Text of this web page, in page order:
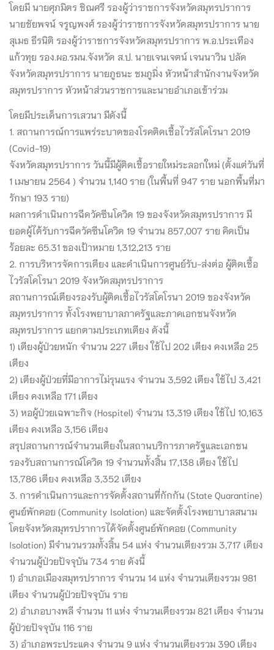
โดยมี นายศุภมิตร ชิณศรี รองผู้ว่าราชการจังหวัดสมุทรปราการ
นายชัยพจน์ จรูญพงศ์ รองผู้ว่าราชการจังหวัดสมุทรปราการ นาย
สุเมธ ธีรนิติ รองผู้ว่าราชการจังหวัดสมุทรปราการ พ.อ.ประเทือง
แก้วทุย รอง.ผอ.รมน.จังหวัด ส.ป. นายเจนเจตน์ เจนนาวิน ปลัด
จังหวัดสมุทรปราการ นายภูธนะ ชมภูมิ่ง หัวหน้าสำนักงานจังหวัด
สมุทรปราการ หัวหน้าส่วนราชการและนายอำเภอเข้าร่วม
โดยมีประเด็นการเสวนา มีดังนี้
1. สถานการณ์การแพร่ระบาดของโรคติดเชื้อไวรัสโคโรนา 2019
(Covid-19)
จังหวัดสมุทรปราการ วันนี้มีผู้ติดเชื้อรายใหม่ระลอกใหม่ (ตั้งแต่วันที่
1 เมษายน 2564 ) จำนวน 1,140 ราย (ในพื้นที่ 947 ราย นอกพื้นที่มา
รักษา 193 ราย)
ผลการดำเนินการฉีดวัคซีนโควิด 19 ของจังหวัดสมุทรปราการ มี
ยอดผู้ได้รับการฉีดวัคซีนโควิด 19 จำนวน 857,007 ราย คิดเป็น
ร้อยละ 65.31 ของเป้าหมาย 1,312,213 ราย
2. การบริหารจัดการเตียง และดำเนินการศูนย์รับ-ส่งต่อ ผู้ติดเชื้อ
ไวรัสโคโรนา 2019 จังหวัดสมุทรปราการ
สถานการณ์เตียงรองรับผู้ติดเชื้อไวรัสโคโรนา 2019 ของจังหวัด
สมุทรปราการ ทั้งโรงพยาบาลภาครัฐและภาคเอกชนจังหวัด
สมุทรปราการ แยกตามประเภทเตียง ดังนี้
1) เตียงผู้ป่วยหนัก จำนวน 227 เตียง ใช้ไป 202 เตียง คงเหลือ 25
เตียง
2) เตียงผู้ป่วยที่มีอาการไม่รุนแรง จำนวน 3,592 เตียง ใช้ไป 3,421
เตียง คงเหลือ 171 เตียง
3) หอผู้ป่วยเฉพาะกิจ (Hospitel) จำนวน 13,319 เตียง ใช้ไป 10,163
เตียง คงเหลือ 3,156 เตียง
สรุปสถานการณ์จำนวนเตียงในสถานบริการภาครัฐและเอกชน
รองรับสถานการณ์โควิด 19 จำนวนทั้งสิ้น 17,138 เตียง ใช้ไป
13,786 เตียง คงเหลือ 3,352 เตียง
3. การดำเนินการและการจัดตั้งสถานที่กักกัน (State Quarantine)
ศูนย์พักคอย (Community Isolation) และจัดตั้งโรงพยาบาลสนาม
โดยจังหวัดสมุทรปราการได้จัดตั้งศูนย์พักคอย (Community
Isolation) มีจำนวนรวมทั้งสิ้น 54 แห่ง จำนวนเตียงรวม 3,717 เตียง
จำนวนผู้ป่วยปัจจุบัน 734 ราย ดังนี้
1) อำเภอเมืองสมุทรปราการ จำนวน 14 แห่ง จำนวนเตียงรวม 981
เตียง จำนวนผู้ป่วยปัจจุบัน ราย
2) อำเภอบางพลี จำนวน 11 แห่ง จำนวนเตียงรวม 821 เตียง จำนวน
ผู้ป่วยปัจจุบัน 116 ราย
3) อำเภอพระประแดง จำนวน 9 แห่ง จำนวนเตียงรวม 390 เตียง